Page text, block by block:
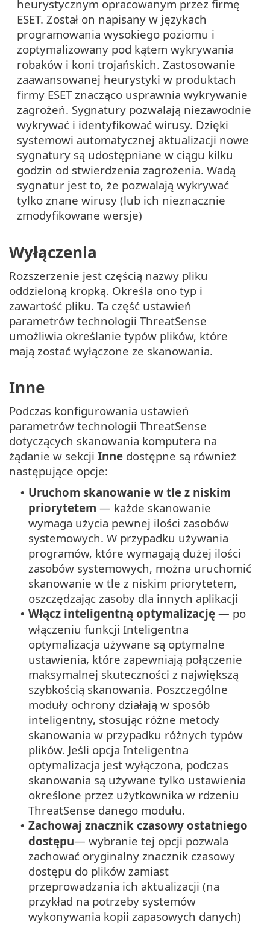
heurystycznym opracowanym przez firmę
ESET. Został on napisany w językach
programowania wysokiego poziomu i
zoptymalizowany pod kątem wykrywania
robaków i koni trojańskich. Zastosowanie
zaawansowanej heurystyki w produktach
firmy ESET znacząco usprawnia wykrywanie
zagrożeń. Sygnatury pozwalają niezawodnie
wykrywać i identyfikować wirusy. Dzięki
systemowi automatycznej aktualizacji nowe
sygnatury są udostępniane w ciągu kilku
godzin od stwierdzenia zagrożenia. Wadą
sygnatur jest to, że pozwalają wykrywać
tylko znane wirusy (lub ich nieznacznie
zmodyfikowane wersje)
Wyłączenia
Rozszerzenie jest częścią nazwy pliku
oddzieloną kropką. Określa ono typ i
zawartość pliku. Ta część ustawień
parametrów technologii ThreatSense
umożliwia określanie typów plików, które
mają zostać wyłączone ze skanowania.
Inne
Podczas konfigurowania ustawień
parametrów technologii ThreatSense
dotyczących skanowania komputera na
żądanie w sekcji Inne dostępne są również
następujące opcje:
• Uruchom skanowanie w tle z niskim
priorytetem — każde skanowanie
wymaga użycia pewnej ilości zasobów
systemowych. W przypadku używania
programów, które wymagają dużej ilości
zasobów systemowych, można uruchomić
skanowanie w tle z niskim priorytetem,
oszczędzając zasoby dla innych aplikacji
• Włącz inteligentną optymalizację — po
włączeniu funkcji Inteligentna
optymalizacja używane są optymalne
ustawienia, które zapewniają połączenie
maksymalnej skuteczności z największą
szybkością skanowania. Poszczególne
moduły ochrony działają w sposób
inteligentny, stosując różne metody
skanowania w przypadku różnych typów
plików. Jeśli opcja Inteligentna
optymalizacja jest wyłączona, podczas
skanowania są używane tylko ustawienia
określone przez użytkownika w rdzeniu
ThreatSense danego modułu.
• Zachowaj znacznik czasowy ostatniego
dostępu— wybranie tej opcji pozwala
zachować oryginalny znacznik czasowy
dostępu do plików zamiast
przeprowadzania ich aktualizacji (na
przykład na potrzeby systemów
wykonywania kopii zapasowych danych)